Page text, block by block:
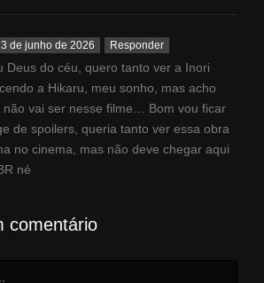
3 de junho de 2026 Responder
Deus do céu, quero tanto ver a Inori
a Hikaru, meu sonho, mas acho
não vai ser nesse filme… Bom vou ficar
de spoilers, queria tanto ver essa obra
no cinema, mas não deve chegar aqui
né
comentário